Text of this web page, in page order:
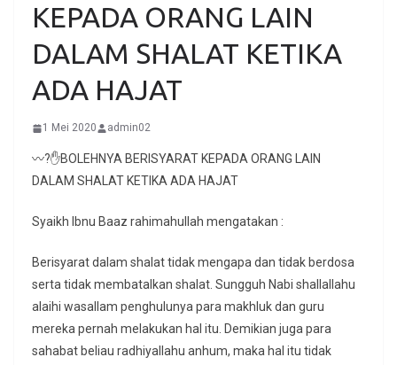
KEPADA ORANG LAIN
DALAM SHALAT KETIKA
ADA HAJAT
1 Mei 2020 admin02
〰?✋BOLEHNYA BERISYARAT KEPADA ORANG LAIN
DALAM SHALAT KETIKA ADA HAJAT
Syaikh Ibnu Baaz rahimahullah mengatakan :
Berisyarat dalam shalat tidak mengapa dan tidak berdosa
serta tidak membatalkan shalat. Sungguh Nabi shallallahu
alaihi wasallam penghulunya para makhluk dan guru
mereka pernah melakukan hal itu. Demikian juga para
sahabat beliau radhiyallahu anhum, maka hal itu tidak